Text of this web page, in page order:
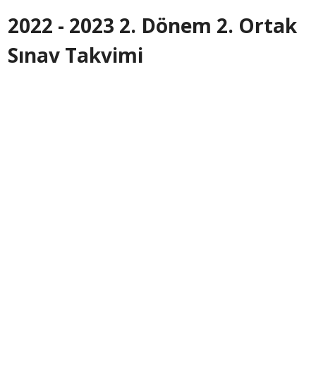
2022 - 2023 2. Dönem 2. Ortak
Sınav Takvimi